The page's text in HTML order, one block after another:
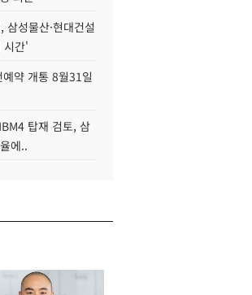
성물산·현대건설
시간'
약 개통 8월31일
탑재 검토, 삼
에..